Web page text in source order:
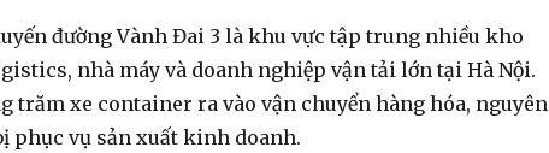
đường Vành Đai 3 là khu vực tập trung nhiều kho
nhà máy và doanh nghiệp vận tải lớn tại Hà Nội.
trăm xe container ra vào vận chuyển hàng hóa, nguyên
phục vụ sản xuất kinh doanh.